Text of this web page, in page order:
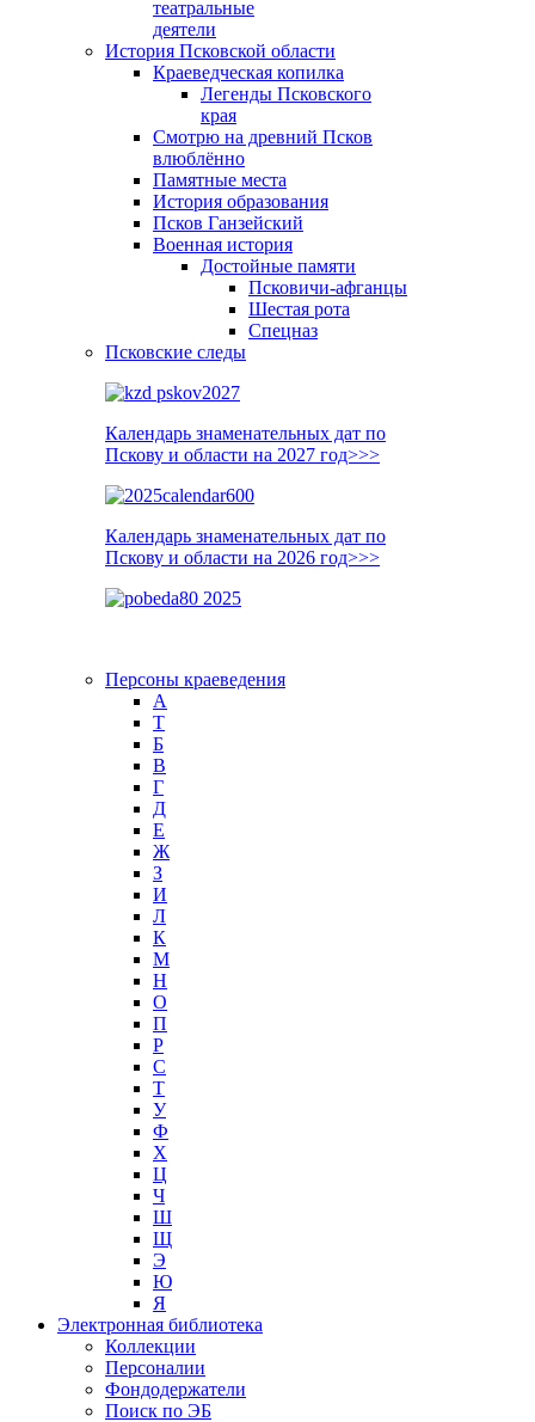
театральные
деятели
История Псковской области
Краеведческая копилка
Легенды Псковского
края
Смотрю на древний Псков
влюблённо
Памятные места
История образования
Псков Ганзейский
Военная история
Достойные памяти
Псковичи-афганцы
Шестая рота
Спецназ
Псковские следы
Календарь знаменательных дат по
Пскову и области на 2027 год>>>
Календарь знаменательных дат по
Пскову и области на 2026 год>>>
Персоны краеведения
А
T
Б
В
Г
Д
Е
Ж
З
И
Л
К
М
Н
О
П
Р
С
Т
У
Ф
Х
Ц
Ч
Ш
Щ
Э
Ю
Я
Электронная библиотека
Коллекции
Персоналии
Фондодержатели
Поиск по ЭБ